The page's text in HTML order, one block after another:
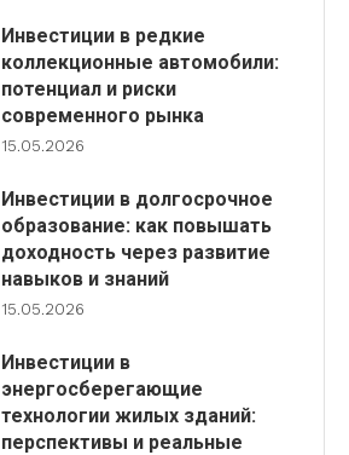
Инвестиции в редкие
коллекционные автомобили:
потенциал и риски
современного рынка
15.05.2026
Инвестиции в долгосрочное
образование: как повышать
доходность через развитие
навыков и знаний
15.05.2026
Инвестиции в
энергосберегающие
технологии жилых зданий:
перспективы и реальные